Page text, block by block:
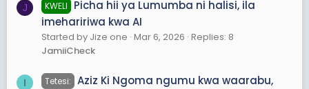
J KWELI
Picha hii ya Lumumba ni halisi, ila
imehaririwa kwa AI
Started by Jize one Mar 6, 2026 Replies: 8
JamiiCheck
I Tetesi:
Aziz Ki Ngoma ngumu kwa waarabu,